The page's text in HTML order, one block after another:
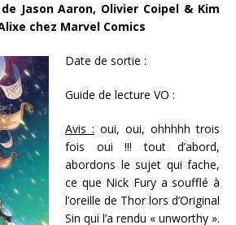
Jason Aaron, Olivier Coipel & Kim
chez Marvel Comics
Date de sortie :
Guide de lecture VO :
Avis : oui, oui, ohhhhh trois
fois oui !!! tout d’abord,
abordons le sujet qui fache,
ce que Nick Fury a soufflé à
l’oreille de Thor lors d’Original
Sin qui l’a rendu « unworthy ».